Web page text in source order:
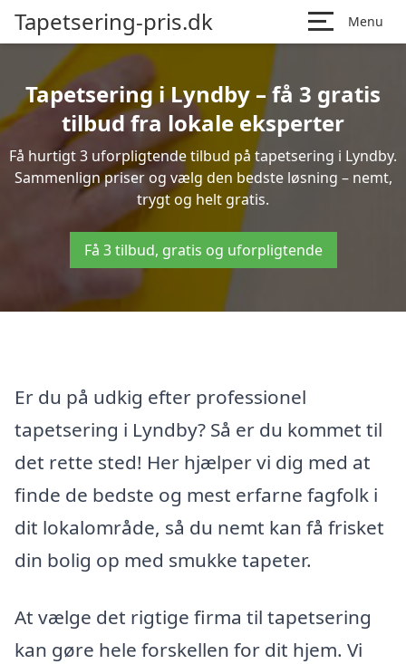
Tapetsering-pris.dk Menu
Tapetsering i Lyndby – få 3 gratis
tilbud fra lokale eksperter
Få hurtigt 3 uforpligtende tilbud på tapetsering i Lyndby.
Sammenlign priser og vælg den bedste løsning – nemt,
trygt og helt gratis.
Få 3 tilbud, gratis og uforpligtende
Er du på udkig efter professionel
tapetsering i Lyndby? Så er du kommet til
det rette sted! Her hjælper vi dig med at
finde de bedste og mest erfarne fagfolk i
dit lokalområde, så du nemt kan få frisket
din bolig op med smukke tapeter.
At vælge det rigtige firma til tapetsering
kan gøre hele forskellen for dit hjem. Vi